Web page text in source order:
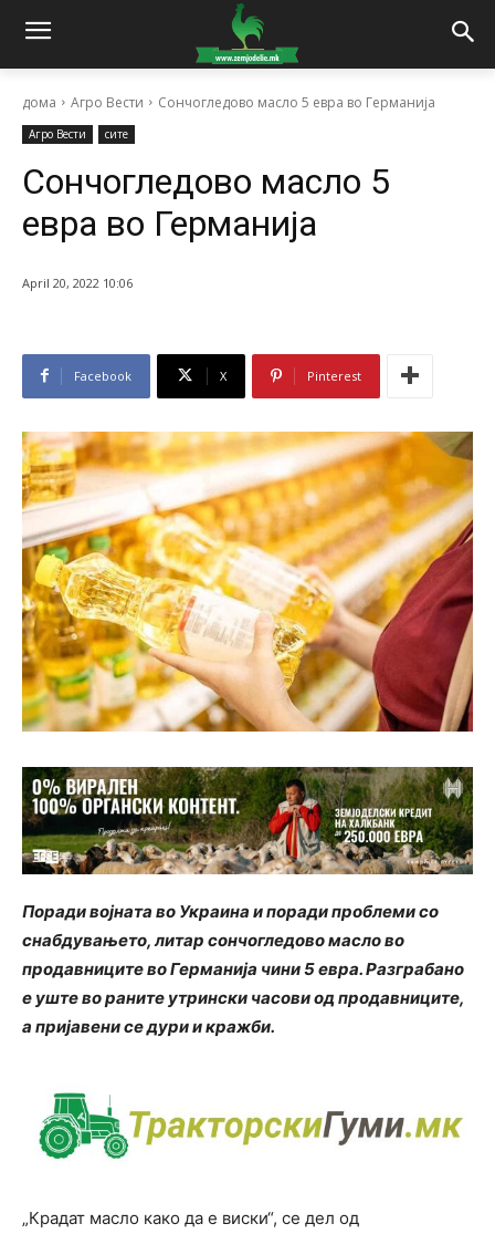
дома Агро Вести Сончогледово масло 5 евра во Германија
Агро Вести сите
Сончогледово масло 5
евра во Германија
April 20, 2022 10:06
Facebook X Pinterest
Поради војната во Украина и поради проблеми со
снабдувањето, литар сончогледово масло во
продавниците во Германија чини 5 евра. Разграбано
е уште во раните утрински часови од продавниците,
а пријавени се дури и кражби.
„Крадат масло како да е виски“, се дел од